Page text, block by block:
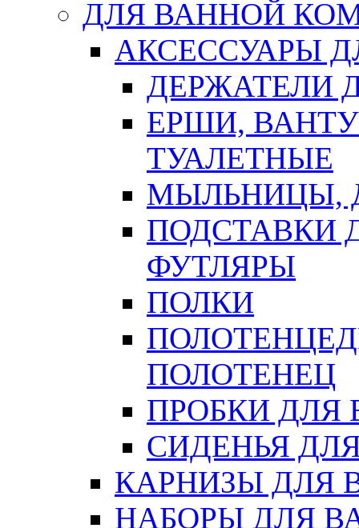
ДЛЯ ВАННОЙ
АКСЕССУАРЫ
ДЕРЖАТЕЛИ
ЕРШИ,
ТУАЛЕТНЫЕ
МЫЛЬНИЦЫ,
ПОДСТАВКИ
ФУТЛЯРЫ
ПОЛКИ
ПОЛОТЕНЕЦ
ПРОБКИ ДЛЯ
СИДЕНЬЯ
КАРНИЗЫ ДЛЯ
НАБОРЫ ДЛЯ